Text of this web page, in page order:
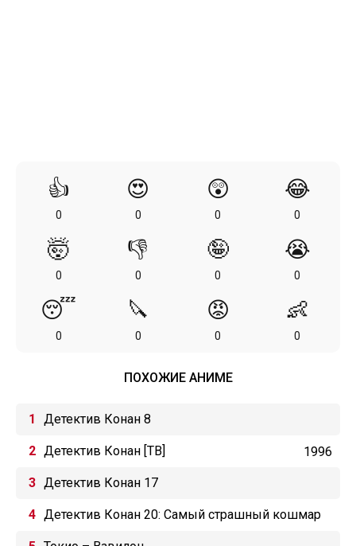
👍
0
😍
0
😲
0
😂
0
🤯
0
👎
0
🤪
0
😭
0
😴
0
🔪
0
😡
0
👶
0
ПОХОЖИЕ АНИМЕ
Детектив Конан 8
Детектив Конан [ТВ] 1996
Детектив Конан 17
Детектив Конан 20: Самый страшный кошмар